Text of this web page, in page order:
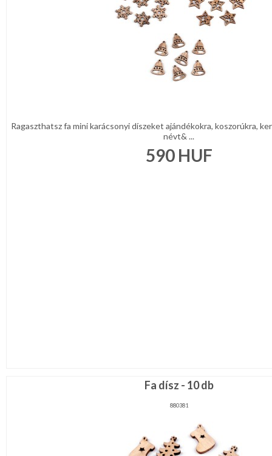
Ragaszthatsz fa mini karácsonyi díszeket ajándékokra, koszorúkra,
névt& ...
590HUF
Fa dísz - 10 db
880381